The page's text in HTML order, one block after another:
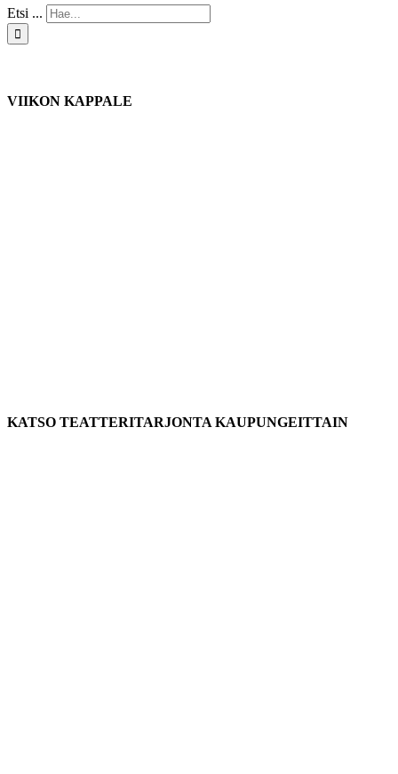
Etsi ...
VIIKON KAPPALE
KATSO TEATTERITARJONTA KAUPUNGEITTAIN